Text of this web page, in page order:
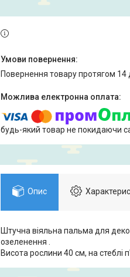
повернення товару протягом 14
будь-який товар не покидаючи
Опис
Штучна віяльна пальма для
озеленення .
Висота рослини 40 см, на стеблі